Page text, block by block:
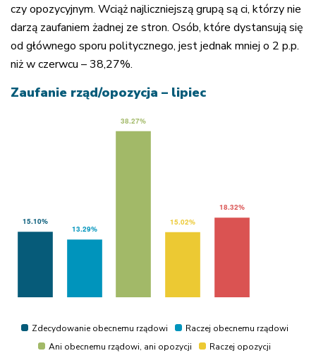
czy opozycyjnym. Wciąż najliczniejszą grupą są ci, którzy nie
darzą zaufaniem żadnej ze stron. Osób, które dystansują się
od głównego sporu politycznego, jest jednak mniej o 2 p.p.
niż w czerwcu – 38,27%.
Zaufanie rząd/opozycja – lipiec
Zdecydowanie obecnemu rządowi
Raczej obecnemu rządowi
Ani obecnemu rządowi, ani opozycji
Raczej opozycji